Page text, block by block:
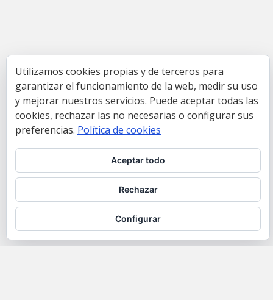
Utilizamos cookies propias y de terceros para
garantizar el funcionamiento de la web, medir su uso
y mejorar nuestros servicios. Puede aceptar todas las
cookies, rechazar las no necesarias o configurar sus
preferencias. Política de cookies
Aceptar todo
Rechazar
Configurar